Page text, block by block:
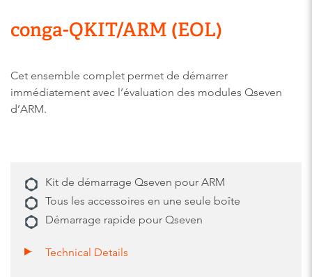
conga-QKIT/ARM (EOL)
Cet ensemble complet permet de démarrer
immédiatement avec l’évaluation des modules Qseven
d’ARM.
Kit de démarrage Qseven pour ARM
Tous les accessoires en une seule boîte
Démarrage rapide pour Qseven
Technical Details